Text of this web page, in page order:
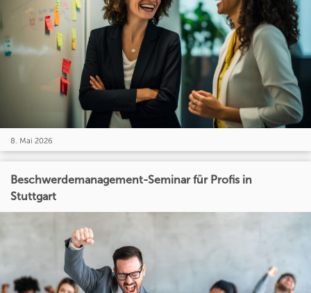
8. Mai 2026
Beschwerdemanagement-Seminar für Profis in
Stuttgart